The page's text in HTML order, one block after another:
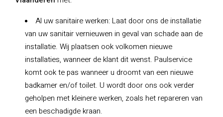
Al uw sanitaire werken: Laat door ons de installatie
van uw sanitair vernieuwen in geval van schade aan de
installatie. Wij plaatsen ook volkomen nieuwe
installaties, wanneer de klant dit wenst. Paulservice
komt ook te pas wanneer u droomt van een nieuwe
badkamer en/of toilet. U wordt door ons ook verder
geholpen met kleinere werken, zoals het repareren van
een beschadigde kraan.